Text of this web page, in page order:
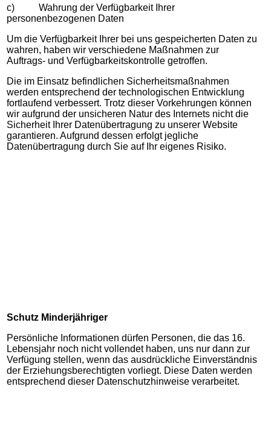
c) Wahrung der Verfügbarkeit Ihrer
personenbezogenen Daten
Um die Verfügbarkeit Ihrer bei uns gespeicherten Daten zu
wahren, haben wir verschiedene Maßnahmen zur
Auftrags- und Verfügbarkeitskontrolle getroffen.
Die im Einsatz befindlichen Sicherheitsmaßnahmen
werden entsprechend der technologischen Entwicklung
fortlaufend verbessert. Trotz dieser Vorkehrungen können
wir aufgrund der unsicheren Natur des Internets nicht die
Sicherheit Ihrer Datenübertragung zu unserer Website
garantieren. Aufgrund dessen erfolgt jegliche
Datenübertragung durch Sie auf Ihr eigenes Risiko.
Schutz Minderjähriger
Persönliche Informationen dürfen Personen, die das 16.
Lebensjahr noch nicht vollendet haben, uns nur dann zur
Verfügung stellen, wenn das ausdrückliche Einverständnis
der Erziehungsberechtigten vorliegt. Diese Daten werden
entsprechend dieser Datenschutzhinweise verarbeitet.